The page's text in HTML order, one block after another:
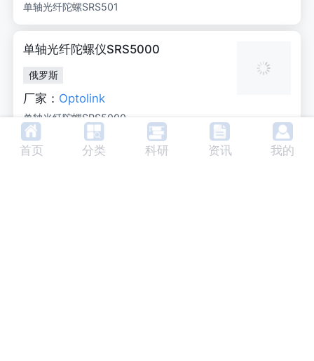
单轴光纤陀螺SRS501
单轴光纤陀螺仪SRS5000
俄罗斯
厂家： Optolink
单轴光纤陀螺SRS5000
单轴光纤陀螺仪SRS1000
首页 分类 科研 资讯 我的